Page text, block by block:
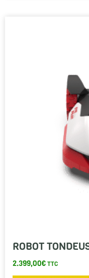
ROBOT
2.399,00€TTC